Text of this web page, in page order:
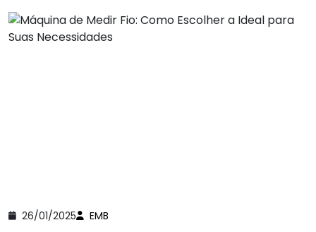
26/01/2025 EMB